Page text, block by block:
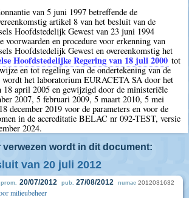
van 5 juni 1997 betreffende de
artikel 8 van het besluit van de
Hoofdstedelijk Gewest van 23 juni 1994
voorwaarden en procedure voor erkenning van
Hoofdstedelijk Gewest en overeenkomstig het
Hoofdstedelijke Regering van 18 juli 2000 tot
en tot regeling van de ondertekening van de
wordt het laboratorium EURACETA SA door het
april 2005 en gewijzigd door de ministeriële
2007, 5 februari 2009, 5 maart 2010, 5 mei
december 2019 voor de parameters en voor de
in de accreditatie BELAC nr 092-TEST, versie
2024.
verwezen wordt in dit document:
van 20 juli 2012
prom. 20/07/2012 pub. 27/08/2012 numac 2012031632
milieubeheer